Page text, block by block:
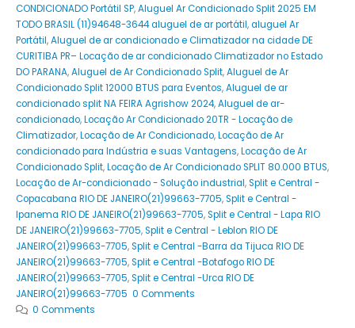
CONDICIONADO Portátil SP,Aluguel Ar Condicionado Split 2025 EM
TODO BRASIL (11)94648-3644 aluguel de ar portátil,aluguel Ar
Portátil,Aluguel de ar condicionado e Climatizador na cidade DE
CURITIBA PR– Locação de ar condicionado Climatizador no Estado
DO PARANA,Aluguel de Ar Condicionado Split,Aluguel de Ar
Condicionado Split 12000 BTUS para Eventos,Aluguel de ar
condicionado split NA FEIRA Agrishow 2024,Aluguel de ar-
condicionado,Locação Ar Condicionado 20TR - Locação de
Climatizador,Locação de Ar Condicionado,Locação de Ar
condicionado para Indústria e suas Vantagens,Locação de Ar
Condicionado Split,Locação de Ar Condicionado SPLIT 80.000 BTUS,
Locação de Ar-condicionado - Solução industrial,Split e Central -
Copacabana RIO DE JANEIRO(21)99663-7705,Split e Central -
Ipanema RIO DE JANEIRO(21)99663-7705,Split e Central - Lapa RIO
DE JANEIRO(21)99663-7705,Split e Central - Leblon RIO DE
JANEIRO(21)99663-7705,Split e Central -Barra da Tijuca RIO DE
JANEIRO(21)99663-7705,Split e Central -Botafogo RIO DE
JANEIRO(21)99663-7705,Split e Central -Urca RIO DE
JANEIRO(21)99663-7705 0 Comments
0 Comments